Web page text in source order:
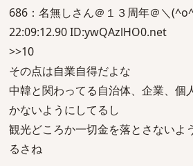
686：名無しさん＠１３周年＠＼
22:09:12.90 ID:ywQAzlHO0.net
>>10
その点は自業自得だよな
中韓と関わってる自治体、企業、個
かないようにしてるし
観光どころか一切金を落とさないよ
るさね